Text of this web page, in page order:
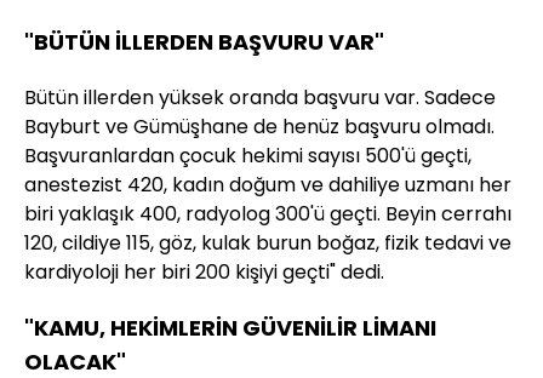
"BÜTÜN İLLERDEN BAŞVURU VAR"
Bütün illerden yüksek oranda başvuru var. Sadece
Bayburt ve Gümüşhane de henüz başvuru olmadı.
Başvuranlardan çocuk hekimi sayısı 500'ü geçti,
anestezist 420, kadın doğum ve dahiliye uzmanı her
biri yaklaşık 400, radyolog 300'ü geçti. Beyin cerrahı
120, cildiye 115, göz, kulak burun boğaz, fizik tedavi ve
kardiyoloji her biri 200 kişiyi geçti" dedi.
"KAMU, HEKİMLERİN GÜVENİLİR LİMANI
OLACAK"